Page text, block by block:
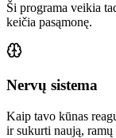
Ši programa veikia
keičia pasąmonę.
Nervų sistema
Kaip tavo kūnas
ir sukurti naują,